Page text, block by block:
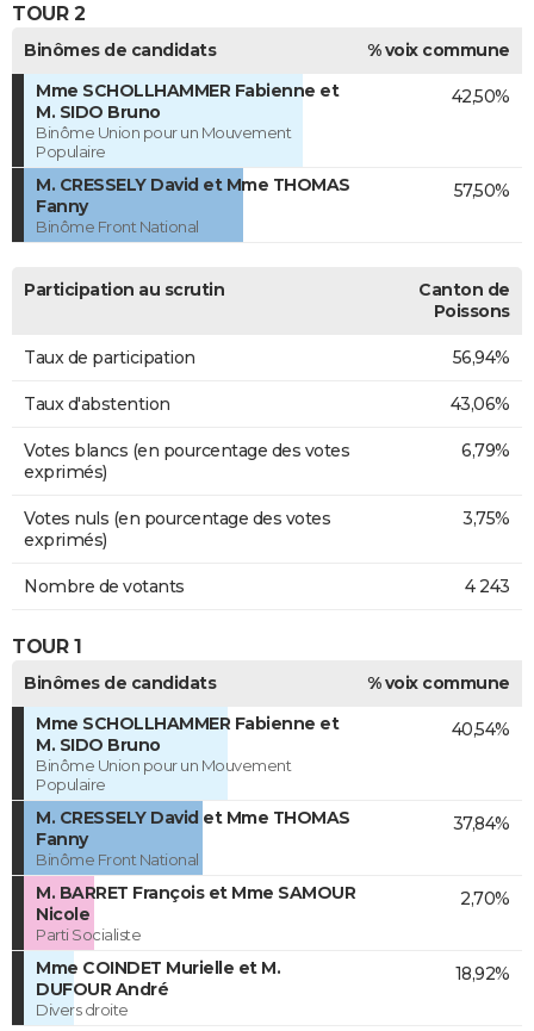
TOUR 2
Binômes de candidats
% voix commune
Mme SCHOLLHAMMER Fabienne et
M. SIDO Bruno
Binôme Union pour un Mouvement
Populaire
42,50%
M. CRESSELY David et Mme THOMAS
Fanny
Binôme Front National
57,50%
Participation au scrutin
Canton de
Poissons
Taux de participation 56,94%
Taux d'abstention 43,06%
Votes blancs (en pourcentage des votes
exprimés)
6,79%
Votes nuls (en pourcentage des votes
exprimés)
3,75%
Nombre de votants 4 243
TOUR 1
Binômes de candidats
% voix commune
Mme SCHOLLHAMMER Fabienne et
M. SIDO Bruno
Binôme Union pour un Mouvement
Populaire
40,54%
M. CRESSELY David et Mme THOMAS
Fanny
Binôme Front National
37,84%
M. BARRET François et Mme SAMOUR
Nicole
Parti Socialiste
2,70%
Mme COINDET Murielle et M.
DUFOUR André
Divers droite
18,92%